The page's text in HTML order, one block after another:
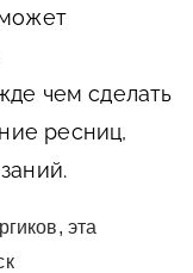
чем сделать
ресниц,
эта